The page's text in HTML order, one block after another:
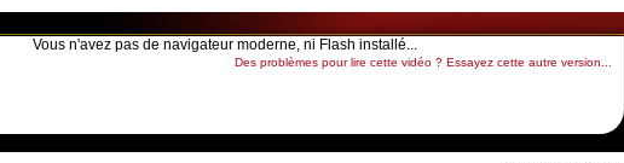
Vous n'avez pas de navigateur moderne, ni Flash installé...
Des problèmes pour lire cette vidéo ? Essayez cette autre version...